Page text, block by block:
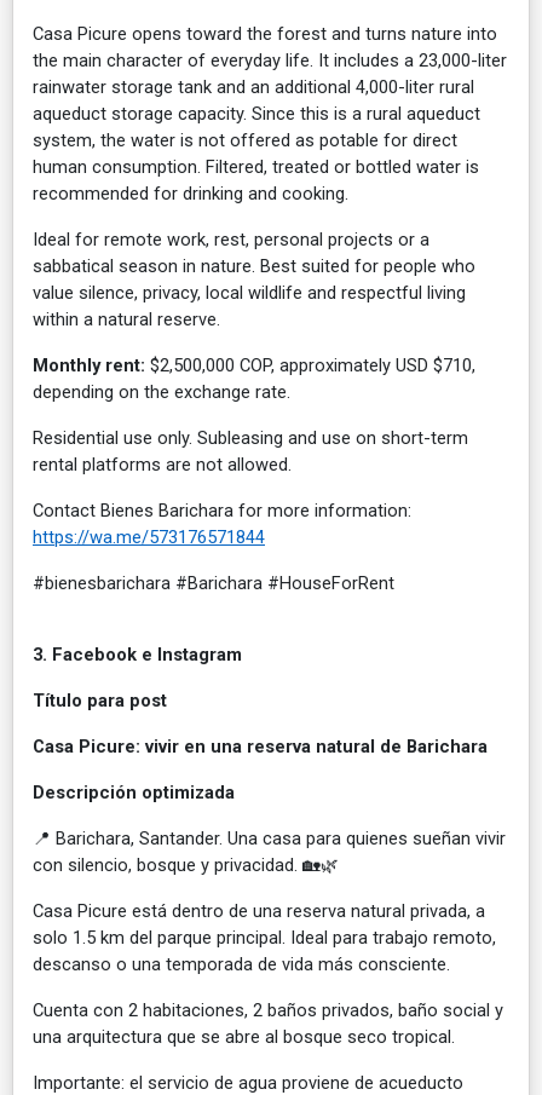
Casa Picure opens toward the forest and turns nature into
the main character of everyday life. It includes a 23,000-liter
rainwater storage tank and an additional 4,000-liter rural
aqueduct storage capacity. Since this is a rural aqueduct
system, the water is not offered as potable for direct
human consumption. Filtered, treated or bottled water is
recommended for drinking and cooking.
Ideal for remote work, rest, personal projects or a
sabbatical season in nature. Best suited for people who
value silence, privacy, local wildlife and respectful living
within a natural reserve.
Monthly rent: $2,500,000 COP, approximately USD $710,
depending on the exchange rate.
Residential use only. Subleasing and use on short-term
rental platforms are not allowed.
Contact Bienes Barichara for more information:
https://wa.me/573176571844
#bienesbarichara #Barichara #HouseForRent
3. Facebook e Instagram
Título para post
Casa Picure: vivir en una reserva natural de Barichara
Descripción optimizada
📍 Barichara, Santander. Una casa para quienes sueñan vivir
con silencio, bosque y privacidad. 🏡🌿
Casa Picure está dentro de una reserva natural privada, a
solo 1.5 km del parque principal. Ideal para trabajo remoto,
descanso o una temporada de vida más consciente.
Cuenta con 2 habitaciones, 2 baños privados, baño social y
una arquitectura que se abre al bosque seco tropical.
Importante: el servicio de agua proviene de acueducto